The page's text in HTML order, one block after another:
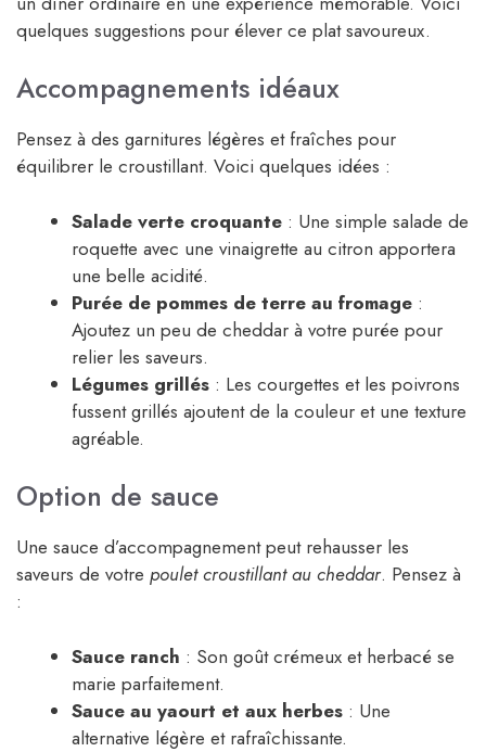
quelques suggestions pour élever ce plat savoureux.
Accompagnements idéaux
Pensez à des garnitures légères et fraîches pour
équilibrer le croustillant. Voici quelques idées :
Salade verte croquante : Une simple salade de
roquette avec une vinaigrette au citron apportera
une belle acidité.
Purée de pommes de terre au fromage :
Ajoutez un peu de cheddar à votre purée pour
relier les saveurs.
Légumes grillés : Les courgettes et les poivrons
fussent grillés ajoutent de la couleur et une texture
agréable.
Option de sauce
Une sauce d’accompagnement peut rehausser les
saveurs de votre poulet croustillant au cheddar. Pensez à
:
Sauce ranch : Son goût crémeux et herbacé se
marie parfaitement.
Sauce au yaourt et aux herbes : Une
alternative légère et rafraîchissante.